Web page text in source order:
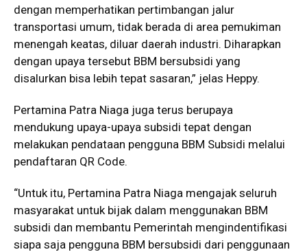
dengan memperhatikan pertimbangan jalur
transportasi umum, tidak berada di area pemukiman
menengah keatas, diluar daerah industri. Diharapkan
dengan upaya tersebut BBM bersubsidi yang
disalurkan bisa lebih tepat sasaran,” jelas Heppy.
Pertamina Patra Niaga juga terus berupaya
mendukung upaya-upaya subsidi tepat dengan
melakukan pendataan pengguna BBM Subsidi melalui
pendaftaran QR Code.
“Untuk itu, Pertamina Patra Niaga mengajak seluruh
masyarakat untuk bijak dalam menggunakan BBM
subsidi dan membantu Pemerintah mengindentifikasi
siapa saja pengguna BBM bersubsidi dari penggunaan